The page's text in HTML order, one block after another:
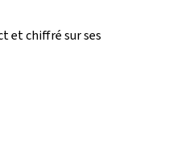
et chiffré sur ses